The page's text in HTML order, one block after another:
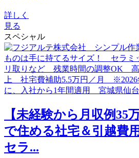
詳しく
見る
スペシャル
【未経験から月収例35
で住める社宅＆引越費
セラ...